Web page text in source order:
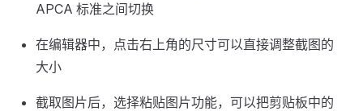
APCA 标准之间切换
在编辑器中，点击右上角的尺寸可以直接调整截图的
大小
截取图片后，选择粘贴图片功能，可以把剪贴板中的